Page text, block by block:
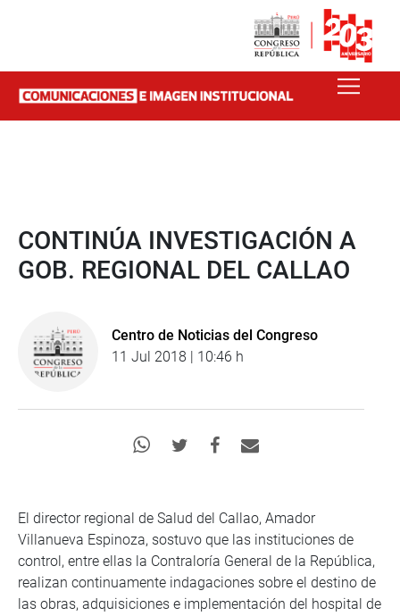
CONTINÚA INVESTIGACIÓN A
GOB. REGIONAL DEL CALLAO
Centro de Noticias del Congreso
11 Jul 2018 | 10:46 h
El director regional de Salud del Callao, Amador
Villanueva Espinoza, sostuvo que las instituciones de
control, entre ellas la Contraloría General de la República,
realizan continuamente indagaciones sobre el destino de
las obras, adquisiciones e implementación del hospital de